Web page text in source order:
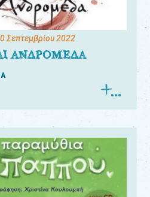
Σεπτεμβρίου 2022
ΑΝΔΡΟΜΕΔΑ